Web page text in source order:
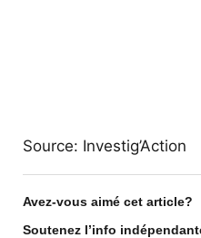
Source: Investig’Action
Avez-vous aimé cet article?
Soutenez l’info